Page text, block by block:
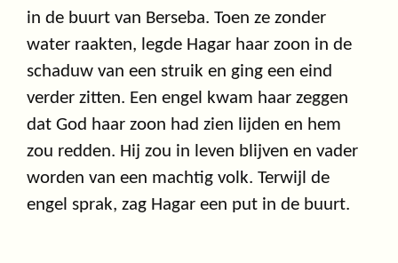
in de buurt van Berseba. Toen ze zonder
water raakten, legde Hagar haar zoon in de
schaduw van een struik en ging een eind
verder zitten. Een engel kwam haar zeggen
dat God haar zoon had zien lijden en hem
zou redden. Hij zou in leven blijven en vader
worden van een machtig volk. Terwijl de
engel sprak, zag Hagar een put in de buurt.